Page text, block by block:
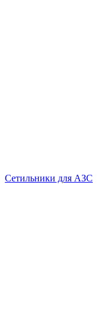
Сетильники для АЗС